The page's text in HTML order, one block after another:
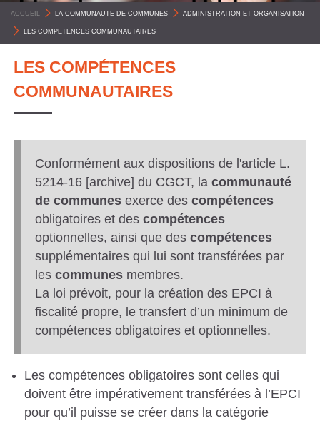
C
O
M
U
N
E
ACCUEIL LA COMMUNAUTE DE COMMUNES ADMINISTRATION ET ORGANISATION
LES COMPETENCES COMMUNAUTAIRES
LES COMPÉTENCES
COMMUNAUTAIRES
Conformément aux dispositions de l'article L.
5214-16 [archive] du CGCT, la communauté
de communesexerce des compétences
obligatoires et des compétences
optionnelles, ainsi que des compétences
supplémentaires qui lui sont transférées par
les communesmembres.
La loi prévoit, pour la création des EPCI à
fiscalité propre, le transfert d’un minimum de
compétences obligatoires et optionnelles.
Les compétences obligatoires sont celles qui
doivent être impérativement transférées à l’EPCI
pour qu’il puisse se créer dans la catégorie